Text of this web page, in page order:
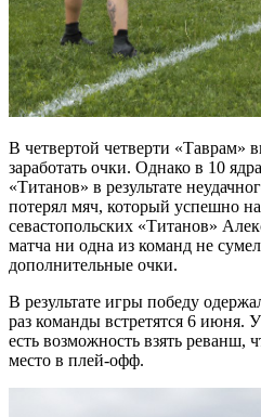
В четвертой четверти «Таврам»
заработать очки. Однако в 10
«Титанов» в результате
потерял мяч, который успешно
севастопольских «Титанов»
матча ни одна из команд не
дополнительные очки.
В результате игры победу
раз команды встретятся 6 июня.
есть возможность взять реванш,
место в плей-офф.